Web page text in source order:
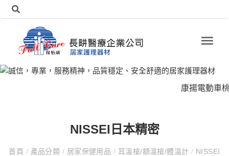
康揚電動車
NISSEI日本精密
首頁 / 產品分類 / 居家保健用品 / 耳溫槍/額溫槍/體溫計/ NISSEI